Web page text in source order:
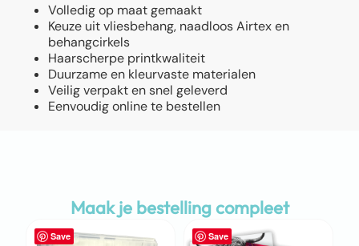
Volledig op maat gemaakt
Keuze uit vliesbehang, naadloos Airtex en
behangcirkels
Haarscherpe printkwaliteit
Duurzame en kleurvaste materialen
Veilig verpakt en snel geleverd
Eenvoudig online te bestellen
Maak je bestelling compleet
Save Save